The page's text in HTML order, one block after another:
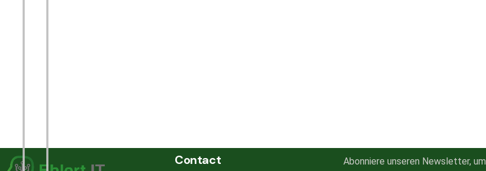
Contact
Abonniere unseren Newsletter, um